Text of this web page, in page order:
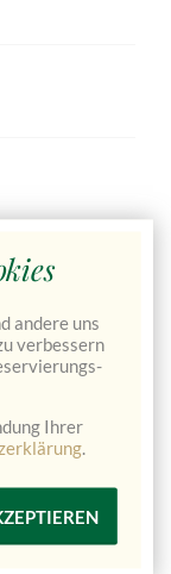
Romantiktage für
ein Abend nur
andere uns
verbessern
Ihrer
.